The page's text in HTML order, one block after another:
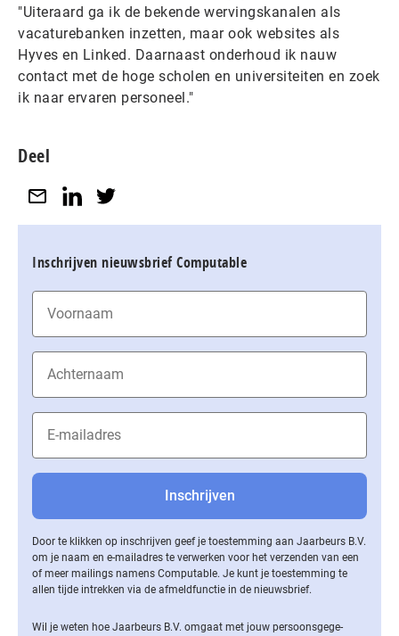
"Uiteraard ga ik de bekende wervingskanalen als
vacaturebanken inzetten, maar ook websites als
Hyves en Linked. Daarnaast onderhoud ik nauw
contact met de hoge scholen en universiteiten en zoek
ik naar ervaren personeel."
Deel
Inschrijven nieuwsbrief Computable
Door te klikken op inschrijven geef je toestemming aan Jaarbeurs B.V.
om je naam en e-mailadres te verwerken voor het verzenden van een
of meer mailings namens Computable. Je kunt je toestemming te
allen tijde intrekken via de af­meld­func­tie in de nieuwsbrief.
Wil je weten hoe Jaarbeurs B.V. omgaat met jouw per­soons­ge­ge­